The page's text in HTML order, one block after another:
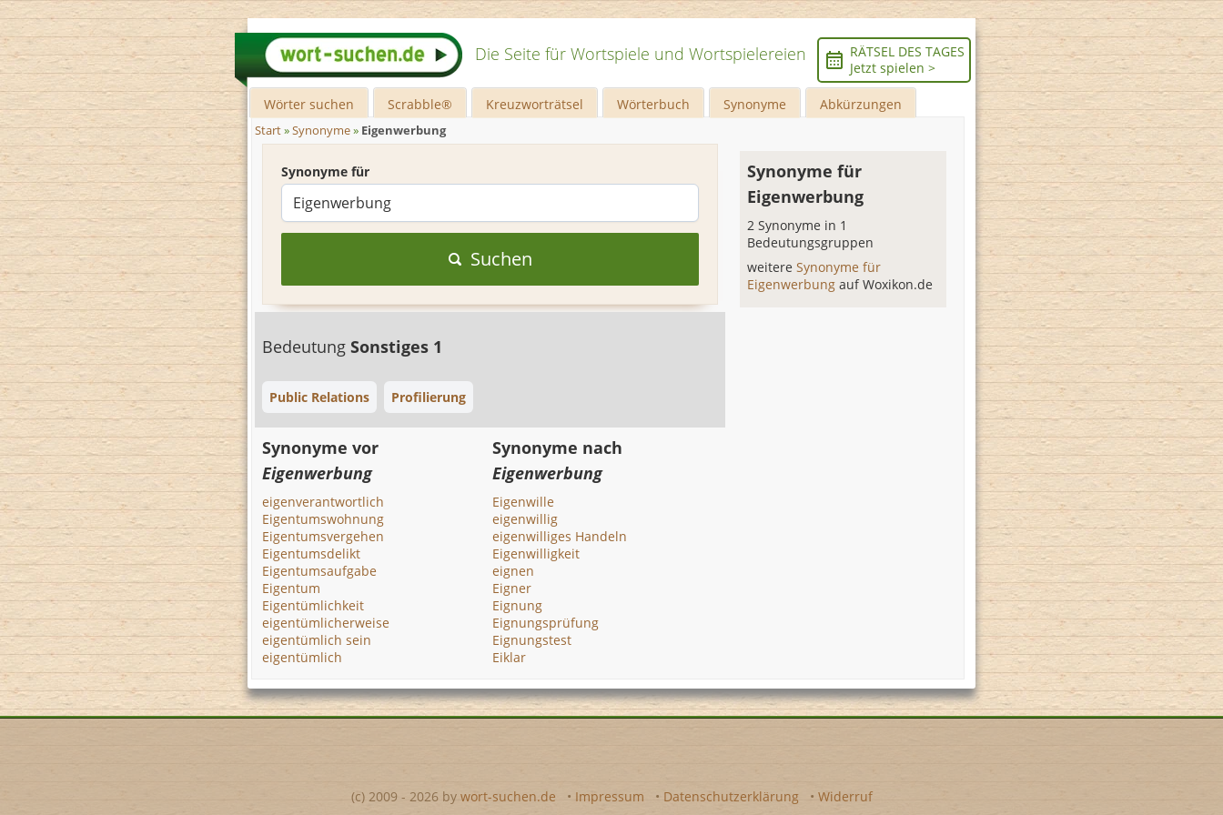
Die Seite für Wortspiele und Wortspielereien
RÄTSEL DES TAGES
Jetzt spielen >
Wörter suchen Scrabble® Kreuzworträtsel Wörterbuch Synonyme Abkürzungen
Start»Synonyme» Eigenwerbung
Synonyme für
Suchen
Bedeutung Sonstiges 1
Public Relations Profilierung
Synonyme für
Eigenwerbung
2 Synonyme in 1
Bedeutungsgruppen
weitereSynonyme für
Eigenwerbungauf Woxikon.de
Synonyme vor
Eigenwerbung
eigenverantwortlich
Eigentumswohnung
Eigentumsvergehen
Eigentumsdelikt
Eigentumsaufgabe
Eigentum
Eigentümlichkeit
eigentümlicherweise
eigentümlich sein
eigentümlich
Synonyme nach
Eigenwerbung
Eigenwille
eigenwillig
eigenwilliges Handeln
Eigenwilligkeit
eignen
Eigner
Eignung
Eignungsprüfung
Eignungstest
Eiklar
(c) 2009 - 2026 by wort-suchen.de • Impressum • Datenschutzerklärung • Widerruf